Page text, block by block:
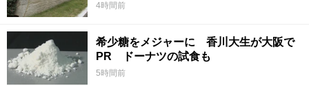
4時間前
希少糖をメジャーに 香川大生が大阪で
PR ドーナツの試食も
5時間前